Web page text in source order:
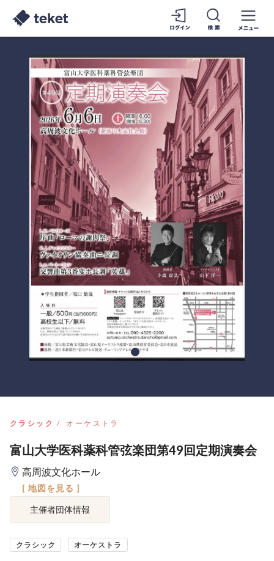
クラシック オーケストラ
富山大学医科薬科管弦楽団第49回定期演奏会
高周波文化ホール
[ 地図を見る ]
主催者団体情報
クラシック オーケストラ